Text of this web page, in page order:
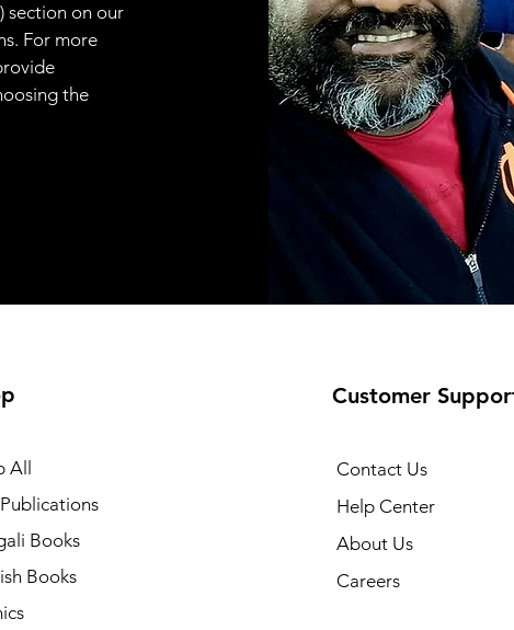
section on our
For more
the
All
Books
Books
Customer
Contact Us
Help Center
About Us
Careers